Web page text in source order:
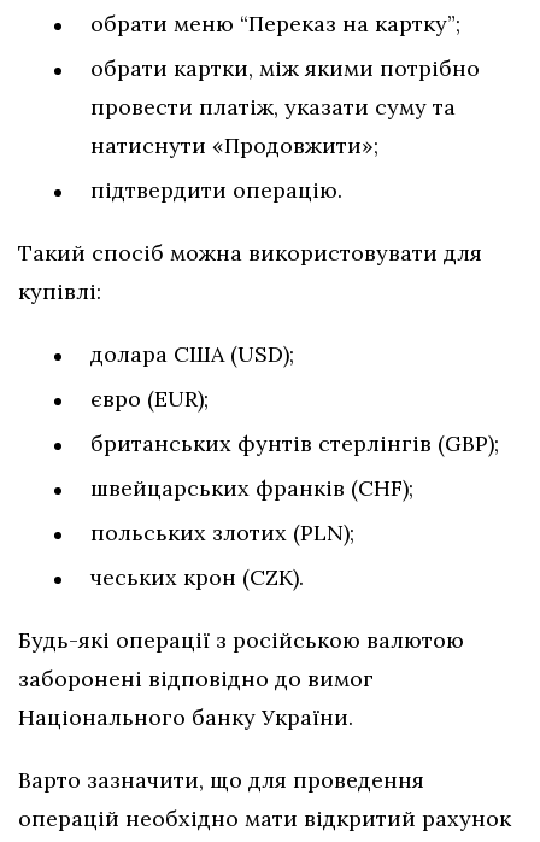
обрати меню “Переказ на картку”;
обрати картки, між якими потрібно
провести платіж, указати суму та
натиснути «Продовжити»;
підтвердити операцію.
Такий спосіб можна використовувати для
купівлі:
долара США (USD);
євро (EUR);
британських фунтів стерлінгів (GBP);
швейцарських франків (CHF);
польських злотих (PLN);
чеських крон (CZK).
Будь-які операції з російською валютою
заборонені відповідно до вимог
Національного банку України.
Варто зазначити, що для проведення
операцій необхідно мати відкритий рахунок